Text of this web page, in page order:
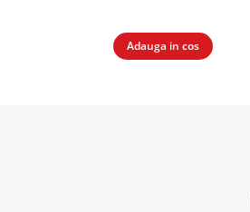
Adauga in cos